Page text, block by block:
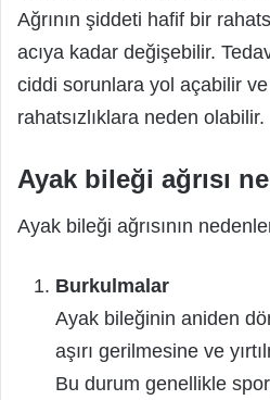
Ağrının şiddeti hafif bir
acıya kadar değişebilir.
ciddi sorunlara yol açabilir
rahatsızlıklara neden olabilir.
Ayak bileği ağrısı
Ayak bileği ağrısının
Burkulmalar
Ayak bileğinin aniden
aşırı gerilmesine ve
Bu durum genellikle